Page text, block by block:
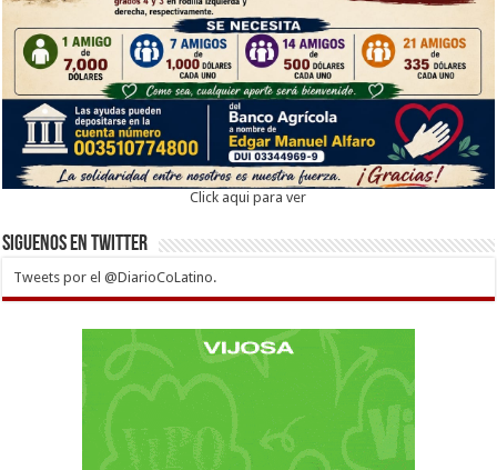
Click aqui para ver
Siguenos en twitter
Tweets por el @DiarioCoLatino.